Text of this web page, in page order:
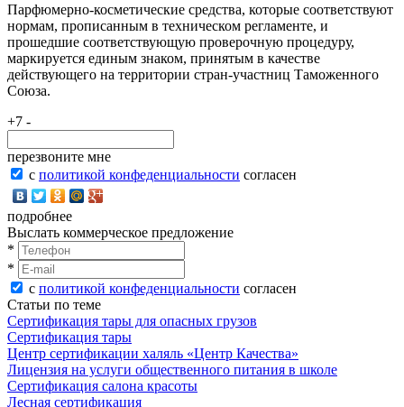
Парфюмерно-косметические средства, которые соответствуют
нормам, прописанным в техническом регламенте, и
прошедшие соответствующую проверочную процедуру,
маркируется единым знаком, принятым в качестве
действующего на территории стран-участниц Таможенного
Союза.
+7 -
перезвоните мне
с политикой конфеденциальности согласен
подробнее
Выслать коммерческое предложение
*
*
с политикой конфеденциальности согласен
Статьи по теме
Сертификация тары для опасных грузов
Сертификация тары
Центр сертификации халяль «Центр Качества»
Лицензия на услуги общественного питания в школе
Сертификация салона красоты
Лесная сертификация